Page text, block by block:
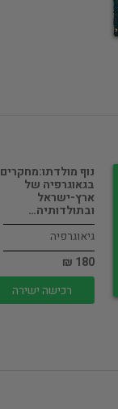
נוף מולדתו:מחקרים
בגאוגרפיה של
ארץ-ישראל
ובתולדותיה…
גיאוגרפיה
180 ₪
רכישה ישירה